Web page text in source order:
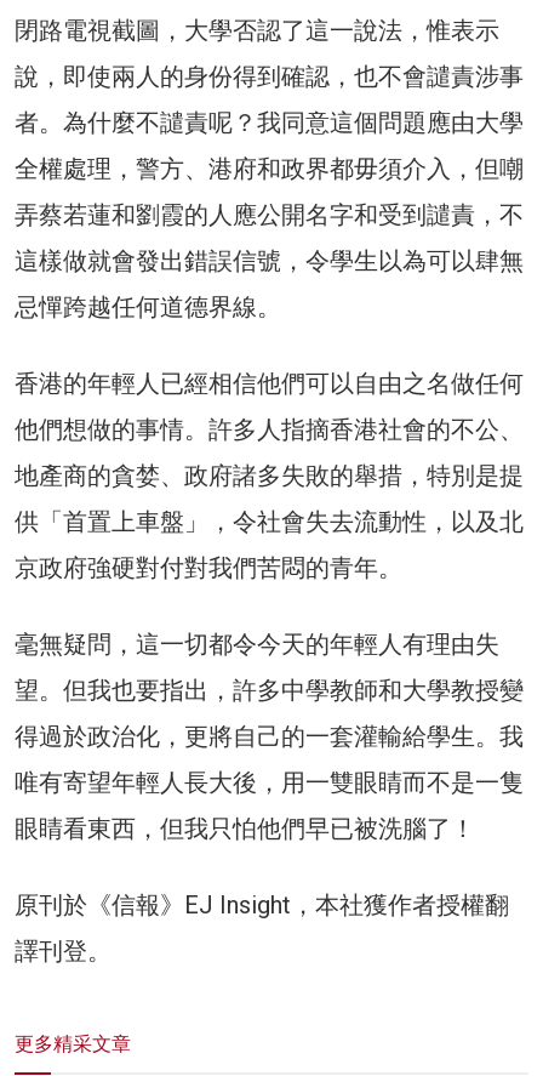
閉路電視截圖，大學否認了這一說法，惟表示
說，即使兩人的身份得到確認，也不會譴責涉事
者。為什麼不譴責呢？我同意這個問題應由大學
全權處理，警方、港府和政界都毋須介入，但嘲
弄蔡若蓮和劉霞的人應公開名字和受到譴責，不
這樣做就會發出錯誤信號，令學生以為可以肆無
忌憚跨越任何道德界線。
香港的年輕人已經相信他們可以自由之名做任何
他們想做的事情。許多人指摘香港社會的不公、
地產商的貪婪、政府諸多失敗的舉措，特別是提
供「首置上車盤」，令社會失去流動性，以及北
京政府強硬對付對我們苦悶的青年。
毫無疑問，這一切都令今天的年輕人有理由失
望。但我也要指出，許多中學教師和大學教授變
得過於政治化，更將自己的一套灌輸給學生。我
唯有寄望年輕人長大後，用一雙眼睛而不是一隻
眼睛看東西，但我只怕他們早已被洗腦了！
原刊於《信報》EJ Insight，本社獲作者授權翻
譯刊登。
更多精采文章